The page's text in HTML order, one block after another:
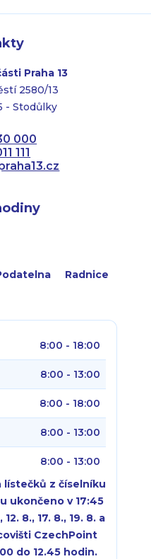
Praha 13
2580/13
- Stodůlky
000
111
Radnice
8:00 - 18:00
8:00 - 13:00
8:00 - 18:00
8:00 - 13:00
8:00 - 13:00
lístečků z číselníku
ukončeno v 17:45
8., 17. 8., 19. 8. a
CzechPoint
do 12.45 hodin.